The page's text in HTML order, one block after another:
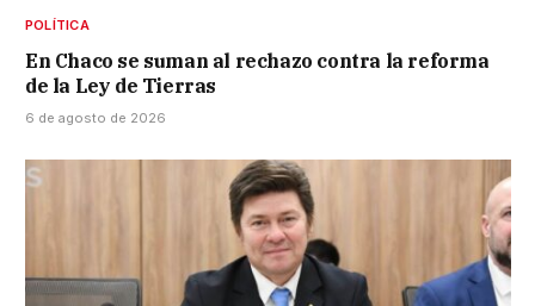
POLÍTICA
En Chaco se suman al rechazo contra la reforma
de la Ley de Tierras
6 de agosto de 2026